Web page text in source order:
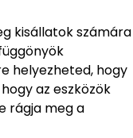
kisállatok számára
helyezheted, hogy
az eszközök
rágja meg a